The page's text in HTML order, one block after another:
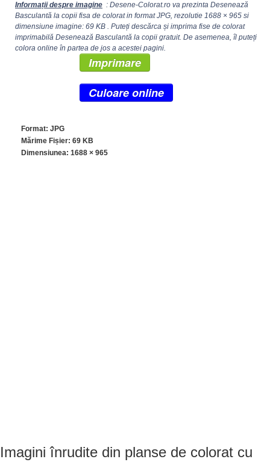
Informații despre imagine : Desene-Colorat.ro va prezinta Desenează
Basculantă la copii fisa de colorat in format JPG, rezolutie 1688 × 965 si
dimensiune imagine: 69 KB . Puteți descărca și imprima fise de colorat
imprimabilă Desenează Basculantă la copii gratuit. De asemenea, îl puteți
colora online în partea de jos a acestei pagini.
Imprimare
Culoare online
Format: JPG
Mărime Fișier: 69 KB
Dimensiunea: 1688 × 965
Imagini înrudite din planse de colorat cu